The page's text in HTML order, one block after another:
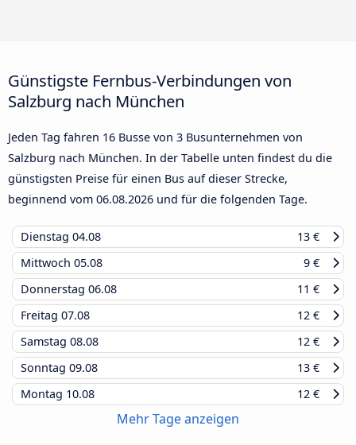
Günstigste Fernbus-Verbindungen von
Salzburg nach München
Jeden Tag fahren 16 Busse von 3 Busunternehmen von
Salzburg nach München. In der Tabelle unten findest du die
günstigsten Preise für einen Bus auf dieser Strecke,
beginnend vom 06.08.2026 und für die folgenden Tage.
Dienstag 04.08
13 €
Mittwoch 05.08
9 €
Donnerstag 06.08
11 €
Freitag 07.08
12 €
Samstag 08.08
12 €
Sonntag 09.08
13 €
Montag 10.08 12 €
Mehr Tage anzeigen